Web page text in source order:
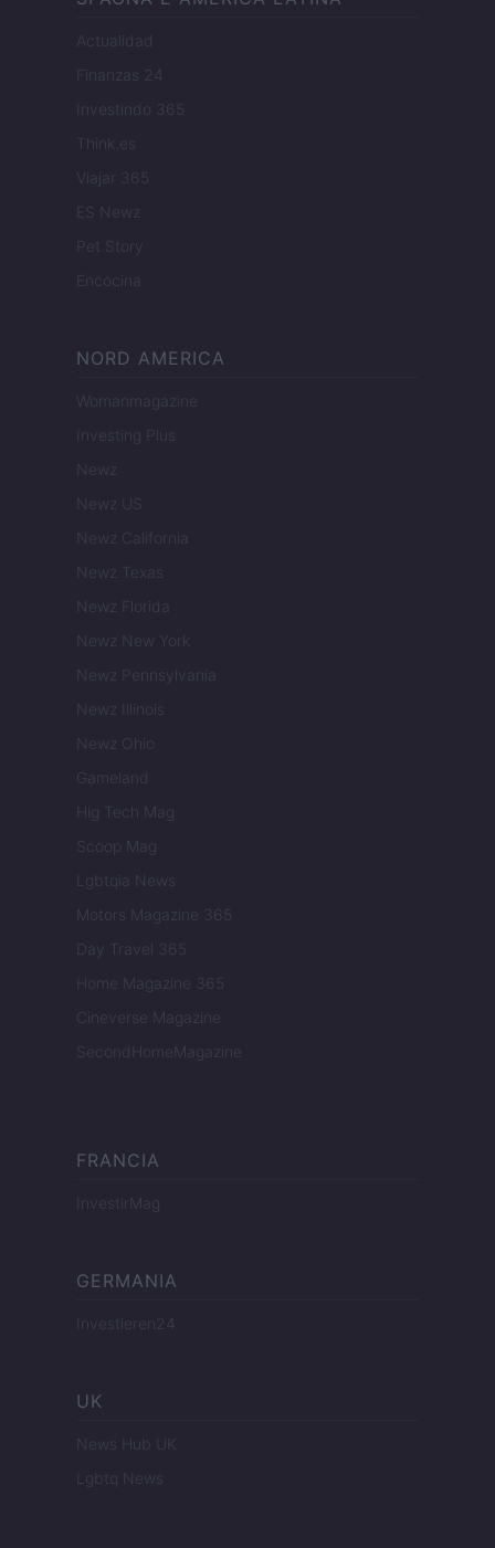
Actualidad
Finanzas 24
Investindo 365
Think.es
Viajar 365
ES Newz
Pet Story
Encocina
NORD AMERICA
Womanmagazine
Investing Plus
Newz
Newz US
Newz California
Newz Texas
Newz Florida
Newz New York
Newz Pennsylvania
Newz Illinois
Newz Ohio
Gameland
Hig Tech Mag
Scoop Mag
Lgbtqia News
Motors Magazine 365
Day Travel 365
Home Magazine 365
Cineverse Magazine
SecondHomeMagazine
FRANCIA
InvestirMag
GERMANIA
Investieren24
UK
News Hub UK
Lgbtq News